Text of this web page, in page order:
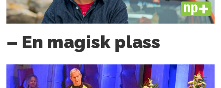
PLUS
– En magisk plass